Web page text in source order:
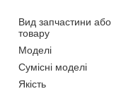
Вид запчастини або
товару
Моделі
Сумісні моделі
Якість